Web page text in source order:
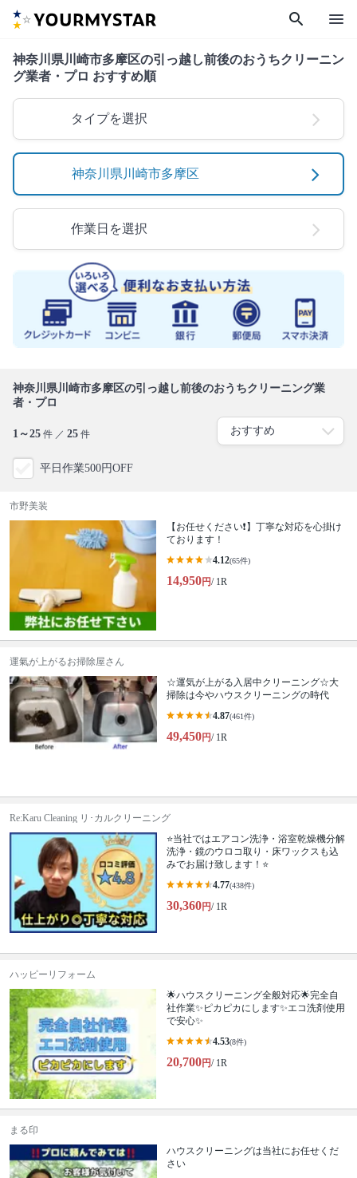
search menu
神奈川県川崎市多摩区の引っ越し前後のおうちクリーニン
グ業者・プロ おすすめ順
タイプを選択
神奈川県川崎市多摩区
作業日を選択
神奈川県川崎市多摩区の引っ越し前後のおうちクリーニング業
者・プロ
1～25 件 ／ 25 件
平日作業500円OFF
市野美装
【お任せください❗️】丁寧な対応を心掛け
ております！
4.12(65件)
14,950円/ 1R
運氣が上がるお掃除屋さん
☆運気が上がる入居中クリーニング☆大
掃除は今やハウスクリーニングの時代
4.87(461件)
49,450円/ 1R
Re:Karu Cleaning リ･カルクリーニング
⭐当社ではエアコン洗浄・浴室乾燥機分解
洗浄・鏡のウロコ取り・床ワックスも込
みでお届け致します！⭐
4.77(438件)
30,360円/ 1R
ハッピーリフォーム
🌟ハウスクリーニング全般対応🌟完全自
社作業✨️ピカピカにします✨️エコ洗剤使用
で安心✨
4.53(8件)
20,700円/ 1R
まる印
ハウスクリーニングは当社にお任せくだ
さい